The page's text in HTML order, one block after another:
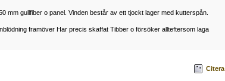
mm gullfiber o panel. Vinden består av ett tjockt lager med kutterspån.
framöver Har precis skaffat Tibber o försöker allteftersom laga
Citera